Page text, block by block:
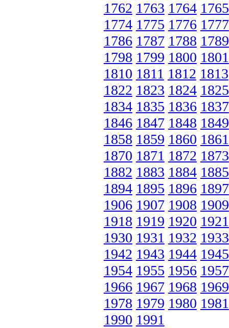
1762 1763 1764 1765
1774 1775 1776 1777
1786 1787 1788 1789
1798 1799 1800 1801
1810 1811 1812 1813
1822 1823 1824 1825
1834 1835 1836 1837
1846 1847 1848 1849
1858 1859 1860 1861
1870 1871 1872 1873
1882 1883 1884 1885
1894 1895 1896 1897
1906 1907 1908 1909
1918 1919 1920 1921
1930 1931 1932 1933
1942 1943 1944 1945
1954 1955 1956 1957
1966 1967 1968 1969
1978 1979 1980 1981
1990 1991